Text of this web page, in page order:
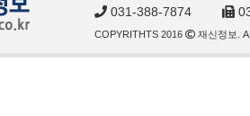
031-388-7874
COPYRITHTS 2016 재신정보.